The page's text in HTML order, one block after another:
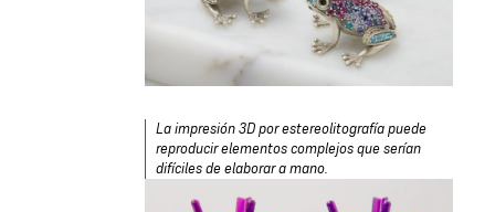
La impresión 3D por estereolitografía puede
reproducir elementos complejos que serían
difíciles de elaborar a mano.